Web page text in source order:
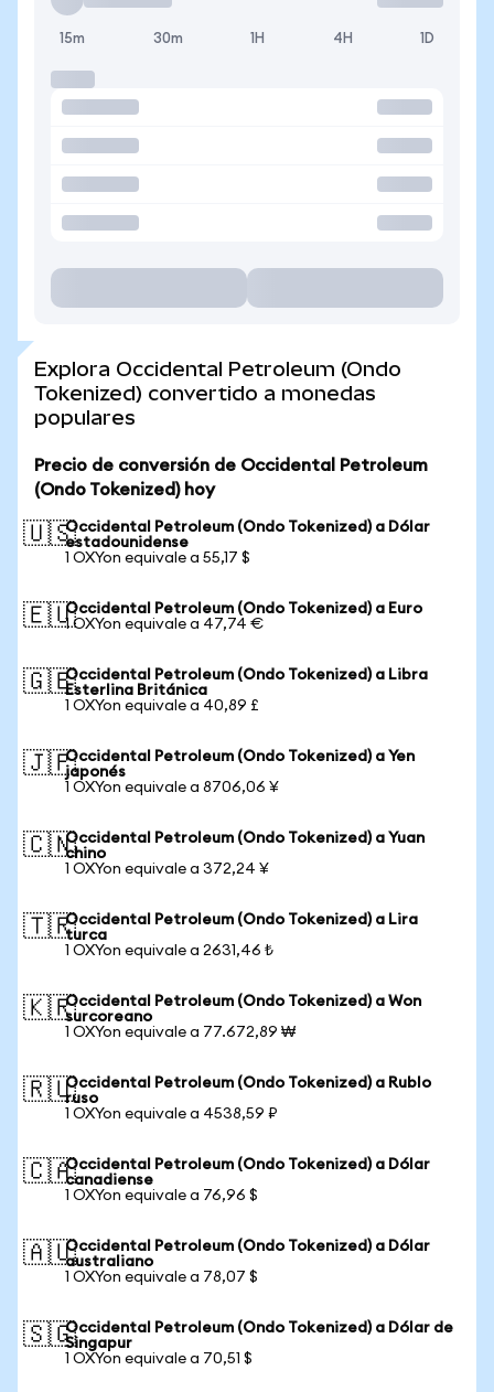
15m 30m 1H 4H 1D
Explora Occidental Petroleum (Ondo
Tokenized) convertido a monedas
populares
Precio de conversión de Occidental Petroleum
(Ondo Tokenized) hoy
🇺🇸Occidental Petroleum (Ondo Tokenized) a Dólar
estadounidense
1 OXYon equivale a 55,17 $
🇪🇺Occidental Petroleum (Ondo Tokenized) a Euro
1 OXYon equivale a 47,74 €
🇬🇧Occidental Petroleum (Ondo Tokenized) a Libra
Esterlina Británica
1 OXYon equivale a 40,89 £
🇯🇵Occidental Petroleum (Ondo Tokenized) a Yen
japonés
1 OXYon equivale a 8706,06 ¥
🇨🇳Occidental Petroleum (Ondo Tokenized) a Yuan
chino
1 OXYon equivale a 372,24 ¥
🇹🇷Occidental Petroleum (Ondo Tokenized) a Lira
turca
1 OXYon equivale a 2631,46 ₺
🇰🇷Occidental Petroleum (Ondo Tokenized) a Won
surcoreano
1 OXYon equivale a 77.672,89 ₩
🇷🇺Occidental Petroleum (Ondo Tokenized) a Rublo
ruso
1 OXYon equivale a 4538,59 ₽
🇨🇦Occidental Petroleum (Ondo Tokenized) a Dólar
canadiense
1 OXYon equivale a 76,96 $
🇦🇺Occidental Petroleum (Ondo Tokenized) a Dólar
australiano
1 OXYon equivale a 78,07 $
🇸🇬Occidental Petroleum (Ondo Tokenized) a Dólar de
Singapur
1 OXYon equivale a 70,51 $